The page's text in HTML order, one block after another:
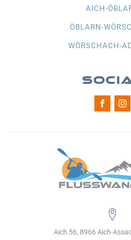
AICH-
ÖBLARN-
WÖRSCHACH-
Aich 56, 8966 Aich-